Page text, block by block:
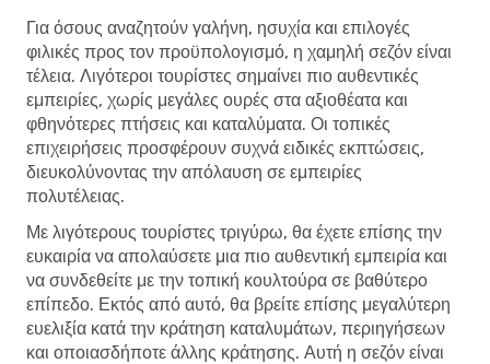
Για όσους αναζητούν γαλήνη, ησυχία και επιλογές
φιλικές προς τον προϋπολογισμό, η χαμηλή σεζόν είναι
τέλεια. Λιγότεροι τουρίστες σημαίνει πιο αυθεντικές
εμπειρίες, χωρίς μεγάλες ουρές στα αξιοθέατα και
φθηνότερες πτήσεις και καταλύματα. Οι τοπικές
επιχειρήσεις προσφέρουν συχνά ειδικές εκπτώσεις,
διευκολύνοντας την απόλαυση σε εμπειρίες
πολυτέλειας.
Με λιγότερους τουρίστες τριγύρω, θα έχετε επίσης την
ευκαιρία να απολαύσετε μια πιο αυθεντική εμπειρία και
να συνδεθείτε με την τοπική κουλτούρα σε βαθύτερο
επίπεδο. Εκτός από αυτό, θα βρείτε επίσης μεγαλύτερη
ευελιξία κατά την κράτηση καταλυμάτων, περιηγήσεων
και οποιασδήποτε άλλης κράτησης. Αυτή η σεζόν είναι